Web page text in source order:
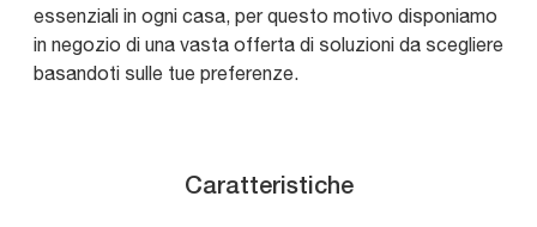
essenziali in ogni casa, per questo motivo disponiamo
in negozio di una vasta offerta di soluzioni da scegliere
basandoti sulle tue preferenze.
Caratteristiche